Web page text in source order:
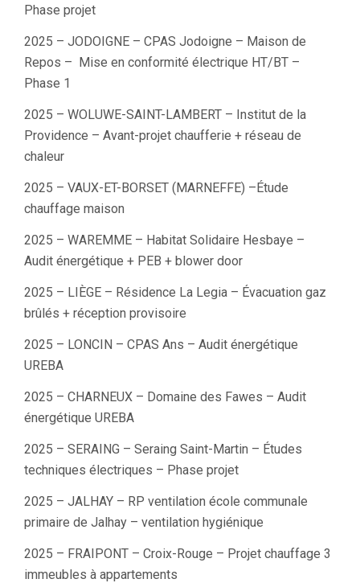
Phase projet
2025 – JODOIGNE – CPAS Jodoigne – Maison de
Repos – Mise en conformité électrique HT/BT –
Phase 1
2025 – WOLUWE-SAINT-LAMBERT – Institut de la
Providence – Avant-projet chaufferie + réseau de
chaleur
2025 – VAUX-ET-BORSET (MARNEFFE) –Étude
chauffage maison
2025 – WAREMME – Habitat Solidaire Hesbaye –
Audit énergétique + PEB + blower door
2025 – LIÈGE – Résidence La Legia – Évacuation gaz
brûlés + réception provisoire
2025 – LONCIN – CPAS Ans – Audit énergétique
UREBA
2025 – CHARNEUX – Domaine des Fawes – Audit
énergétique UREBA
2025 – SERAING – Seraing Saint-Martin – Études
techniques électriques – Phase projet
2025 – JALHAY – RP ventilation école communale
primaire de Jalhay – ventilation hygiénique
2025 – FRAIPONT – Croix-Rouge – Projet chauffage 3
immeubles à appartements